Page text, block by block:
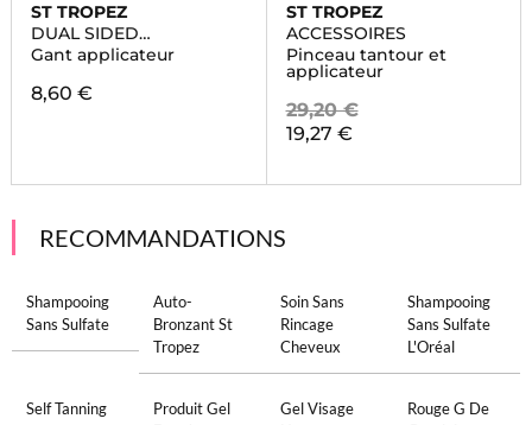
ST TROPEZ
DUAL SIDED
APPLICATOR MITT
Gant applicateur
8,60 €
ST TROPEZ
ACCESSOIRES
Pinceau tantour et
applicateur
29,20 €
19,27 €
RECOMMANDATIONS
Shampooing
Sans Sulfate
Auto-
Bronzant St
Tropez
Soin Sans
Rincage
Cheveux
Shampooing
Sans Sulfate
L'Oréal
Self Tanning
Produit Gel
Gel Visage
Rouge G De